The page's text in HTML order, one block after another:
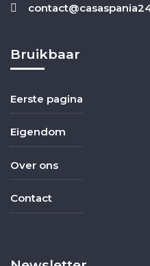
Bruikbaar
Eerste pagina
Eigendom
Over ons
Contact